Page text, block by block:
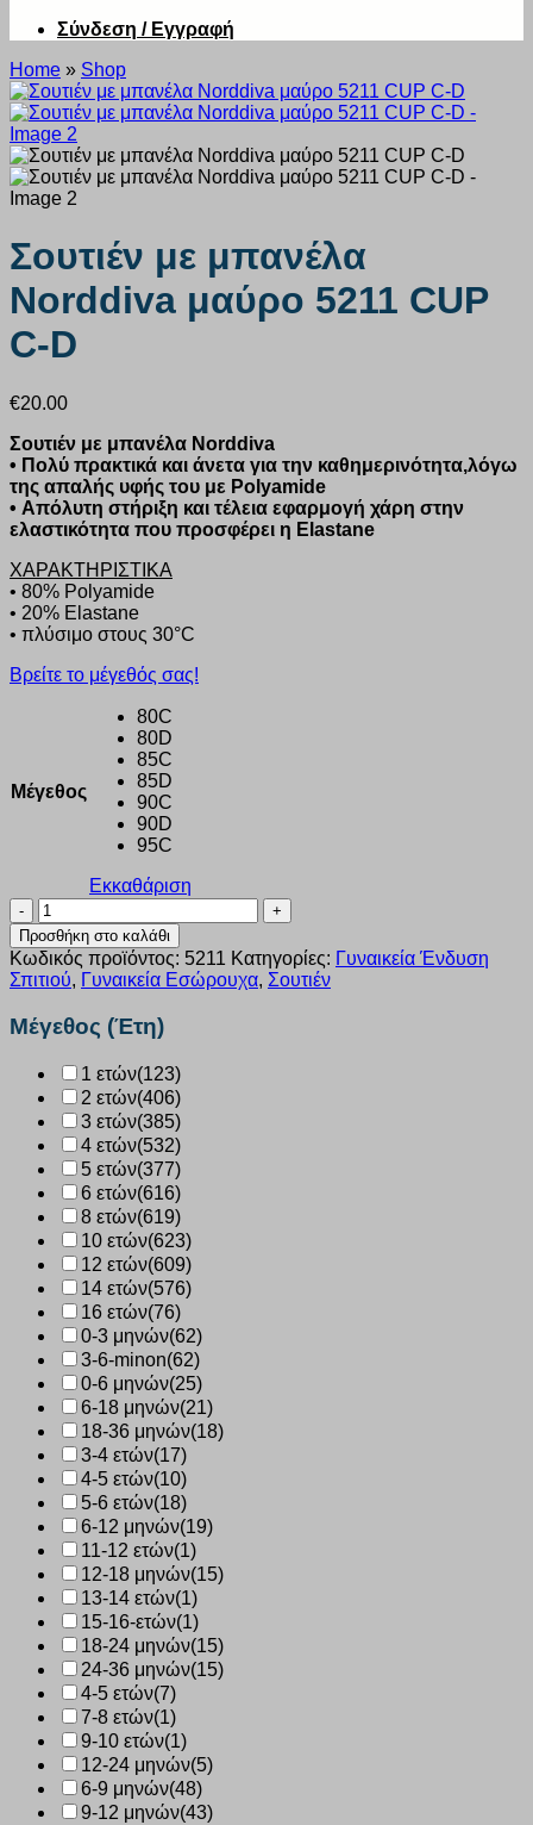
Σύνδεση / Εγγραφή
Home » Shop
Σουτιέν με μπανέλα
Norddiva μαύρο 5211 CUP
C-D
€20.00
Σουτιέν με μπανέλα Norddiva
• Πολύ πρακτικά και άνετα για την καθημερινότητα,λόγω
της απαλής υφής του με Polyamide
• Απόλυτη στήριξη και τέλεια εφαρμογή χάρη στην
ελαστικότητα που προσφέρει η Elastane
ΧΑΡΑΚΤΗΡΙΣΤΙΚΑ
• 80% Polyamide
• 20% Elastane
• πλύσιμο στους 30°C
Βρείτε το μέγεθός σας!
Μέγεθος
80C
80D
85C
85D
90C
90D
95C
Εκκαθάριση
Σουτιέν
με
μπανέλα
Norddiva
μαύρο
5211
CUP
D
ποσότητα
Προσθήκη στο καλάθι
Κωδικός προϊόντος: 5211 Κατηγορίες: Γυναικεία Ένδυση
Σπιτιού, Γυναικεία Εσώρουχα, Σουτιέν
Μέγεθος (Έτη)
1 ετών(123)
2 ετών(406)
3 ετών(385)
4 ετών(532)
5 ετών(377)
6 ετών(616)
8 ετών(619)
10 ετών(623)
12 ετών(609)
14 ετών(576)
16 ετών(76)
0-3 μηνών(62)
3-6-minon(62)
0-6 μηνών(25)
6-18 μηνών(21)
18-36 μηνών(18)
3-4 ετών(17)
4-5 ετών(10)
5-6 ετών(18)
6-12 μηνών(19)
11-12 ετών(1)
12-18 μηνών(15)
13-14 ετών(1)
15-16-ετών(1)
18-24 μηνών(15)
24-36 μηνών(15)
4-5 ετών(7)
7-8 ετών(1)
9-10 ετών(1)
12-24 μηνών(5)
6-9 μηνών(48)
9-12 μηνών(43)